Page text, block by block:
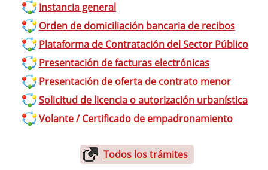
Instancia general
Orden de domiciliación bancaria de recibos
Plataforma de Contratación del Sector Público
Presentación de facturas electrónicas
Presentación de oferta de contrato menor
Solicitud de licencia o autorización urbanística
Volante / Certificado de empadronamiento
Todos los trámites